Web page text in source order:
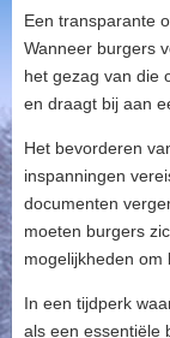
Een transparante
Wanneer burgers
het gezag van die
en draagt bij aan
Het bevorderen
inspanningen
documenten
moeten burgers
mogelijkheden om
In een tijdperk
als een essentiële